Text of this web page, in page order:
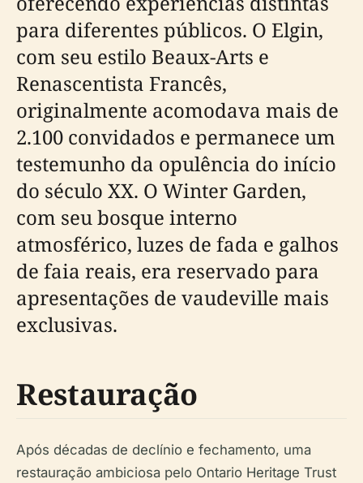
para diferentes públicos. O Elgin,
com seu estilo Beaux-Arts e
Renascentista Francês,
originalmente acomodava mais de
2.100 convidados e permanece um
testemunho da opulência do início
do século XX. O Winter Garden,
com seu bosque interno
atmosférico, luzes de fada e galhos
de faia reais, era reservado para
apresentações de vaudeville mais
exclusivas.
Restauração
Após décadas de declínio e fechamento, uma
restauração ambiciosa pelo Ontario Heritage Trust